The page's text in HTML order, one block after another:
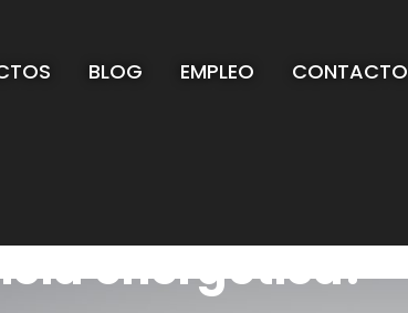
BLOG EMPLEO CONTACTO
energética?